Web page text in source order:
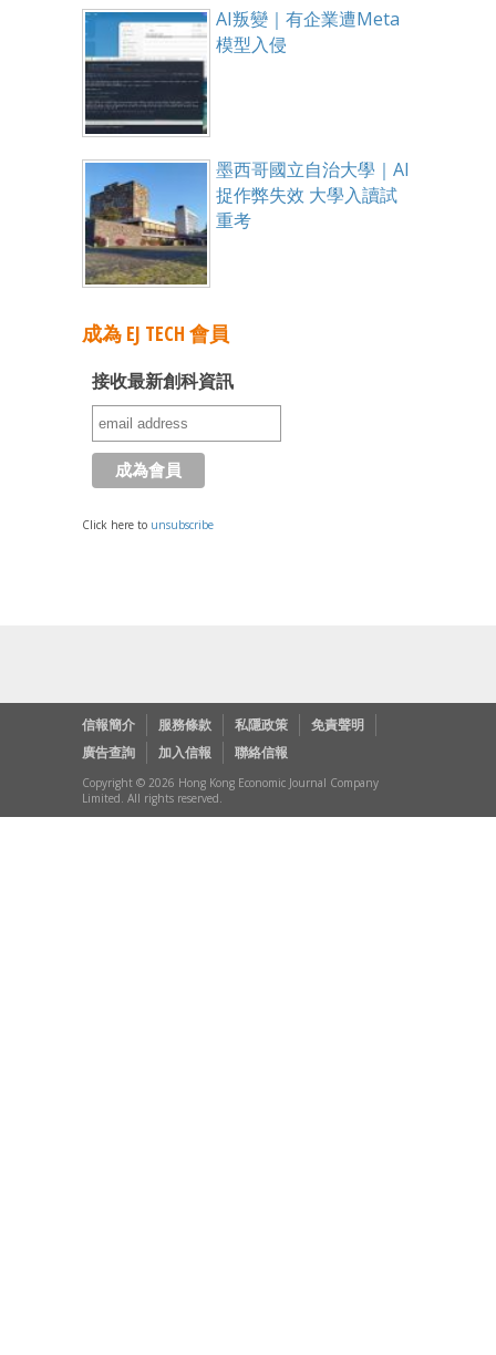
AI叛變｜有企業遭Meta
模型入侵
墨西哥國立自治大學｜AI
捉作弊失效 大學入讀試
重考
成為 EJ TECH 會員
接收最新創科資訊
Click here to unsubscribe
信報簡介 服務條款 私隱政策
免責聲明
廣告查詢
加入信報 聯絡信報
Copyright © 2026 Hong Kong Economic Journal Company
Limited. All rights reserved.